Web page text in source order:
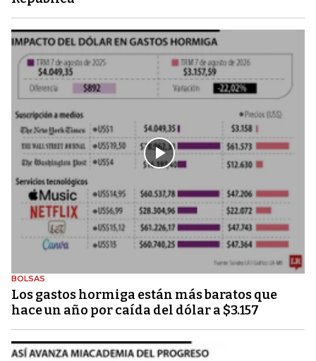
BOLSAS
Los gastos hormiga están más baratos que
hace un año por caída del dólar a $3.157